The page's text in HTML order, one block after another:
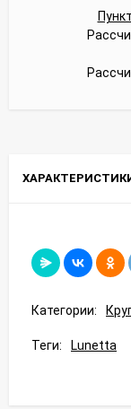
Категории:
Теги: Lunetta